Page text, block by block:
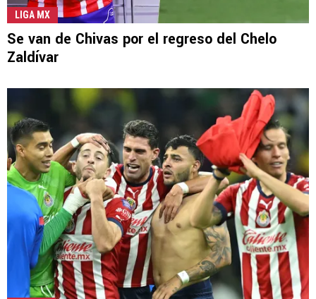
LIGA MX
Se van de Chivas por el regreso del Chelo
Zaldívar